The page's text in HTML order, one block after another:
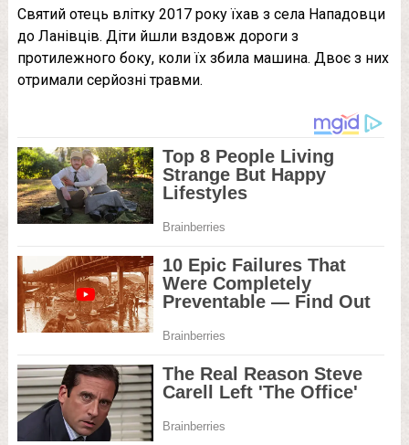
Святий отець влітку 2017 року їхав з села Нападовци
до Ланівців. Діти йшли вздовж дороги з
протилежного боку, коли їх збила машина. Двоє з них
отримали серйозні травми.